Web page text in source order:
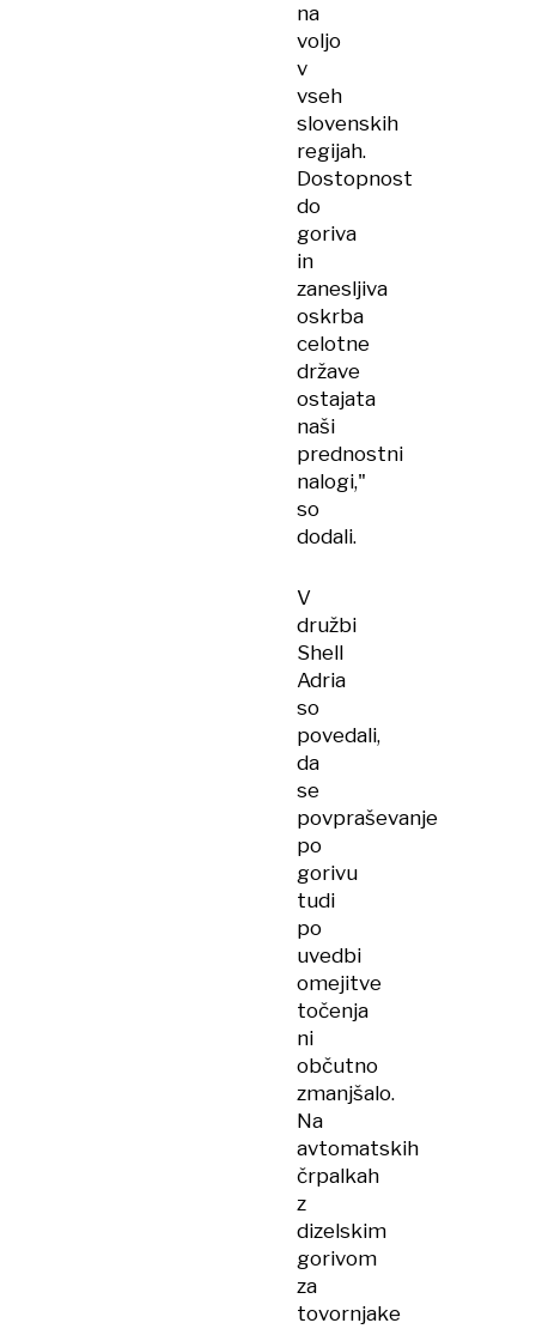
na
voljo
v
vseh
slovenskih
regijah.
Dostopnost
do
goriva
in
zanesljiva
oskrba
celotne
države
ostajata
naši
prednostni
nalogi,"
so
dodali.
V
družbi
Shell
Adria
so
povedali,
da
se
povpraševanje
po
gorivu
tudi
po
uvedbi
omejitve
točenja
ni
občutno
zmanjšalo.
Na
avtomatskih
črpalkah
z
dizelskim
gorivom
za
tovornjake